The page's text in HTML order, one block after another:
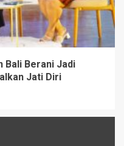
Bali Berani Jadi
Jati Diri